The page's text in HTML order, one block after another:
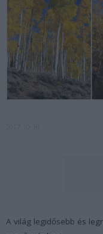
A világ legidősebb és